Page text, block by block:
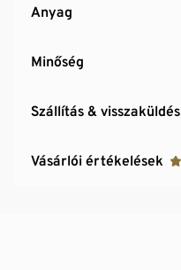
Anyag
Minőség
Szállítás & visszaküldés
Vásárlói értékelések